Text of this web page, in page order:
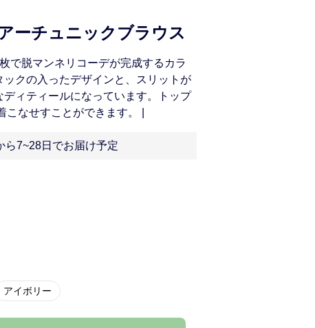
ーチュニックブラウス
で脱マンネリコーデが完成するカラ
クの入ったデザインと、スリットが
ディティールになっています。トップ
なせすことができます。 |
ら7~28日でお届け予定
アイボリー